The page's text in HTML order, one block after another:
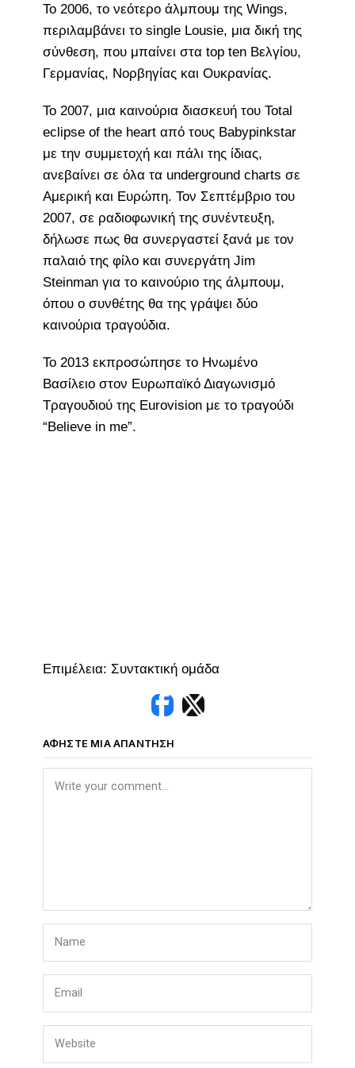
Το 2006, το νεότερο άλμπουμ της Wings,
περιλαμβάνει το single Lousie, μια δική της
σύνθεση, που μπαίνει στα top ten Βελγίου,
Γερμανίας, Νορβηγίας και Ουκρανίας.
Το 2007, μια καινούρια διασκευή του Total
eclipse of the heart από τους Babypinkstar
με την συμμετοχή και πάλι της ίδιας,
ανεβαίνει σε όλα τα underground charts σε
Αμερική και Ευρώπη. Τον Σεπτέμβριο του
2007, σε ραδιοφωνική της συνέντευξη,
δήλωσε πως θα συνεργαστεί ξανά με τον
παλαιό της φίλο και συνεργάτη Jim
Steinman για το καινούριο της άλμπουμ,
όπου ο συνθέτης θα της γράψει δύο
καινούρια τραγούδια.
Το 2013 εκπροσώπησε το Ηνωμένο
Βασίλειο στον Ευρωπαϊκό Διαγωνισμό
Τραγουδιού της Eurovision με το τραγούδι
“Believe in me”.
Επιμέλεια: Συντακτική ομάδα
ΑΦΉΣΤΕ ΜΙΑ ΑΠΆΝΤΗΣΗ